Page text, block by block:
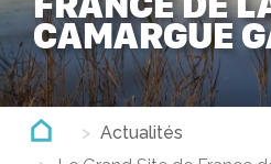
CAMARGUE
Actualités